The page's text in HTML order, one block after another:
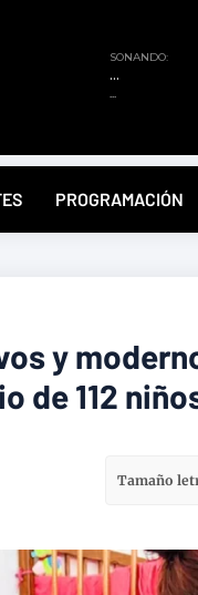
PROGRAMACIÓN
y
de 112
Tamaño